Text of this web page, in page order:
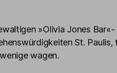
»Olivia Jones Bar«-
St. Paulis,
wagen.